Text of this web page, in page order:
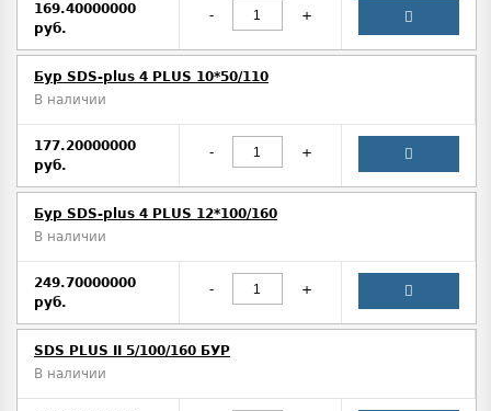
169.40000000
руб.
- +
Бур SDS-plus 4 PLUS 10*50/110
В наличии
177.20000000
руб.
- +
Бур SDS-plus 4 PLUS 12*100/160
В наличии
249.70000000
руб.
- +
SDS PLUS II 5/100/160 БУР
В наличии